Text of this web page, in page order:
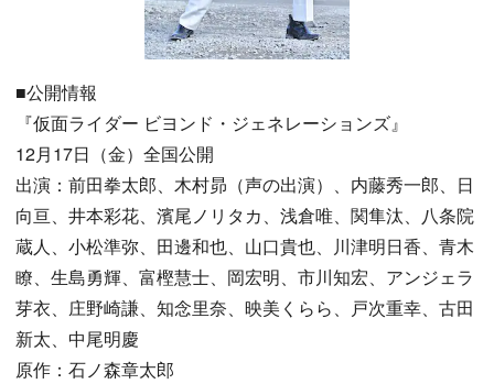
■公開情報
『仮面ライダー ビヨンド・ジェネレーションズ』
12月17日（金）全国公開
出演：前田拳太郎、木村昴（声の出演）、内藤秀一郎、日
向亘、井本彩花、濱尾ノリタカ、浅倉唯、関隼汰、八条院
蔵人、小松準弥、田邊和也、山口貴也、川津明日香、青木
瞭、生島勇輝、富樫慧士、岡宏明、市川知宏、アンジェラ
芽衣、庄野崎謙、知念里奈、映美くらら、戸次重幸、古田
新太、中尾明慶
原作：石ノ森章太郎